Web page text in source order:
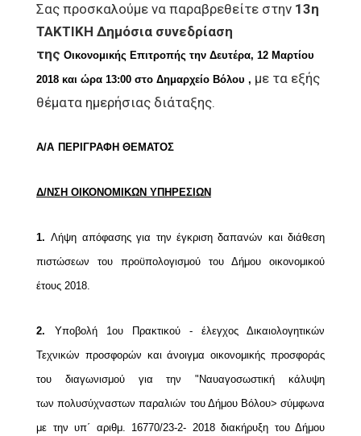
Σας προσκαλούμε να παραβρεθείτε στην 13η
ΤΑΚΤΙΚΗ Δημόσια συνεδρίαση
της Οικονομικής Επιτροπής την Δευτέρα, 12 Μαρτίου
2018 και ώρα 13:00 στο Δημαρχείο Βόλου , με τα εξής
θέματα ημερήσιας διάταξης.
Α/Α ΠΕΡΙΓΡΑΦΗ ΘΕΜΑΤΟΣ
Δ/ΝΣΗ ΟΙΚΟΝΟΜΙΚΩΝ ΥΠΗΡΕΣΙΩΝ
1. Λήψη απόφασης για την έγκριση δαπανών και διάθεση
πιστώσεων του προϋπολογισμού του Δήμου οικονομικού
έτους 2018.
2.
Υποβολή 1ου Πρακτικού - έλεγχος Δικαιολογητικών
Τεχνικών προσφορών και άνοιγμαοικονομικής προσφοράς
του διαγωνισμού για την "Ναυαγοσωστική κάλυψη
τωνπολυσύχναστων παραλιών του Δήμου Βόλου> σύμφωνα
με την υπ΄ αριθμ. 16770/23-2- 2018 διακήρυξη του Δήμου